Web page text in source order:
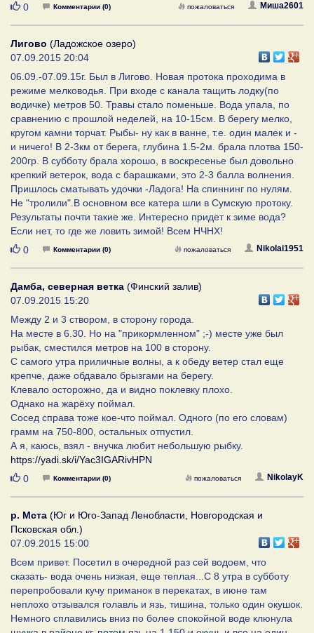
Нравится
0 Комментарии (0) Миша2601
пожаловаться
Лигово (Ладожское озеро)
07.09.2015 20:04
06.09.-07.09.15г. Был в Лигово. Новая протока проходима в
режиме мелководья. При входе с канала тащить лодку(по
водичке) метров 50. Травы стало поменьше. Вода упала, по
сравнению с прошлой неделей, на 10-15см. В берегу мелко,
кругом камни торчат. Рыбы- ну как в ванне, т.е. один малек и -
и ничего! В 2-3км от берега, глубина 1.5-2м. брала плотва 150-
200гр. В субботу брала хорошо, в воскресенье был довольно
крепкий ветерок, вода с барашками, это 2-3 балла волнения.
Пришлось сматывать удочки -Ладога! На спиннинг по нулям.
Не "тролили".В основном все катера шли в Сумскую протоку.
Результаты почти такие же. Интересно придет к зиме вода?
Если нет, то где же ловить зимой! Всем НЧНХ!
Нравится
0 Комментарии (0) Nikolai1951
пожаловаться
Дамба, северная ветка (Финский залив)
07.09.2015 15:20
Между 2 и 3 створом, в сторону города.
На месте в 6.30. Но на "прикормленном" ;-) месте уже был
рыбак, сместился метров на 100 в сторону.
С самого утра приличные волны, а к обеду ветер стал еще
крепче, даже обдавало брызгами на берегу.
Клевало осторожно, да и видно поклевку плохо.
Однако на жарёху поймал.
Сосед справа тоже кое-что поймал. Одного (по его словам)
грамм на 750-800, остальных отпустил.
А я, каюсь, взял - внучка любит небольшую рыбку.
https://yadi.sk/i/Yac3IGARivHPN
Нравится
0 Комментарии (0) NikolayK
пожаловаться
р. Мста (Юг и Юго-Запад Ленобласти, Новгородская и
Псковская обл.)
07.09.2015 15:00
Всем привет. Посетил в очередной раз сей водоем, что
сказать- вода очень низкая, еще теплая...С 8 утра в субботу
перепробовали кучу приманок в перекатах, в июне там
неплохо отзывался голавль и язь, тишина, только один окушок.
Немного сплавились вниз по более спокойной воде клюнула